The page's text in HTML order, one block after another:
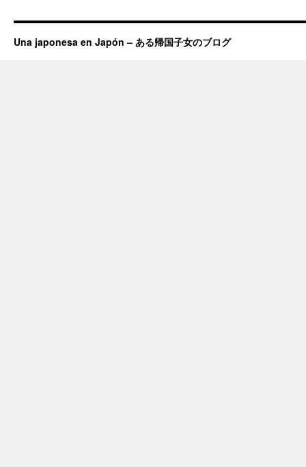
Una japonesa en Japón – ある帰国子女のブログ